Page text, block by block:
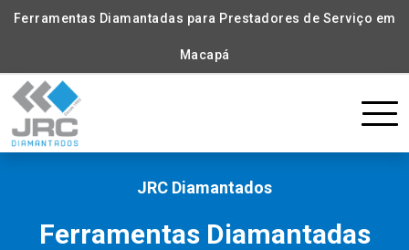
Ferramentas Diamantadas para Prestadores de Serviço em
Macapá
JRC Diamantados
Ferramentas Diamantadas